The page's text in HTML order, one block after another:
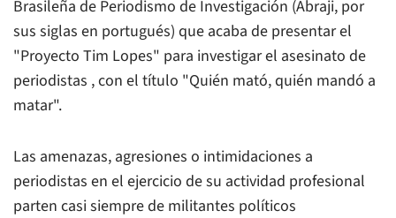
Brasileña de Periodismo de Investigación (Abraji, por
sus siglas en portugués) que acaba de presentar el
"Proyecto Tim Lopes" para investigar el asesinato de
periodistas , con el título "Quién mató, quién mandó a
matar".
Las amenazas, agresiones o intimidaciones a
periodistas en el ejercicio de su actividad profesional
parten casi siempre de militantes políticos